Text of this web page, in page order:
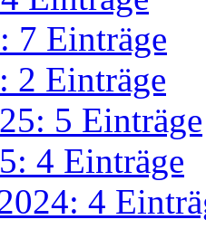
7 Einträge
2 Einträge
5 Einträge
4 Einträge
4